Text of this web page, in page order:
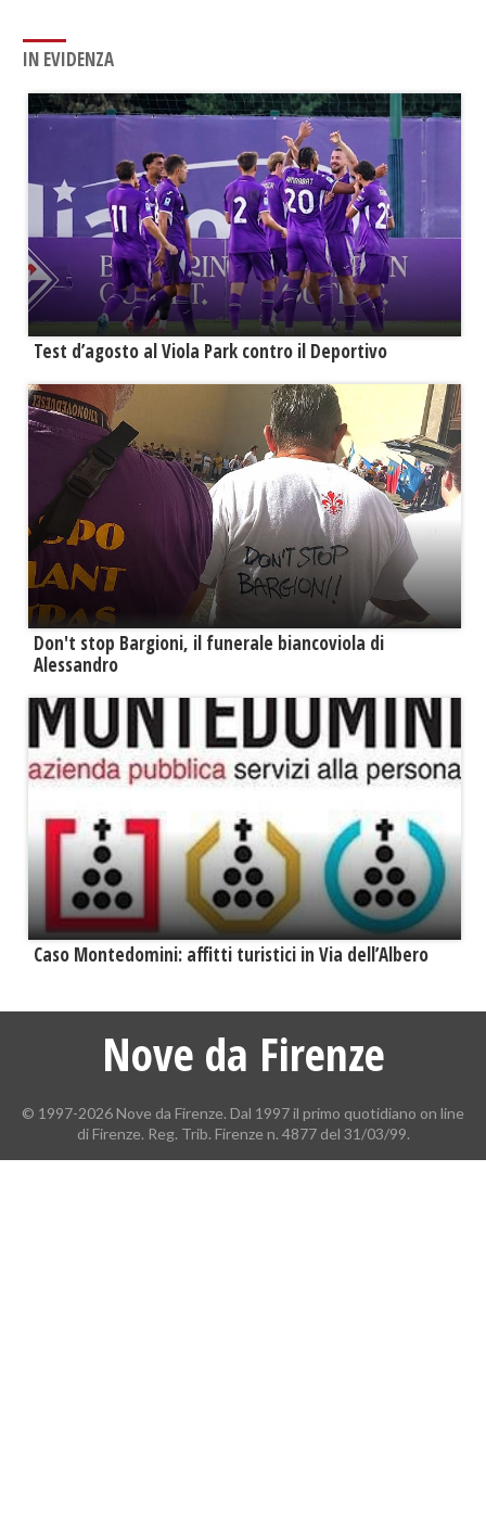
IN EVIDENZA
Test d’agosto al Viola Park contro il Deportivo
Don't stop Bargioni, il funerale biancoviola di
Alessandro
Caso Montedomini: affitti turistici in Via dell’Albero
Nove da Firenze
© 1997-2026 Nove da Firenze. Dal 1997 il primo quotidiano on line
di Firenze. Reg. Trib. Firenze n. 4877 del 31/03/99.